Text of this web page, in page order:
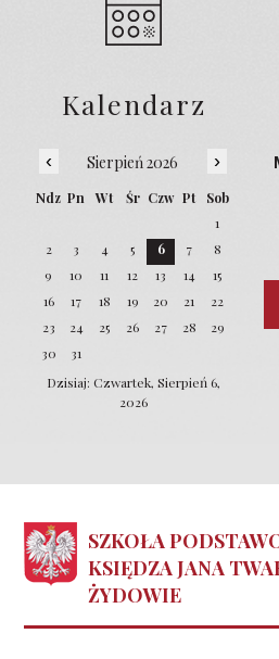
Kalendarz
‹ Sierpień 2026 ›
Ndz Pn Wt Śr Czw Pt
Sob
1
2
3 4 5 6 7
8
9
10 11 12 13 14
15
16
17 18 19 20 21
22
23
24 25 26 27 28
29
30
31
Dzisiaj: Czwartek, Sierpień 6,
2026
SZKOŁA
KSIĘDZA JANA
ŻYDOWIE